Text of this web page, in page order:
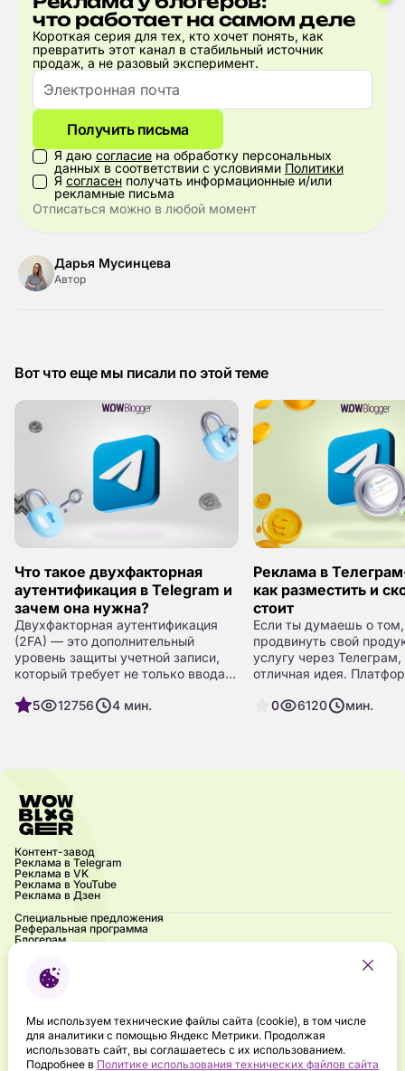
что работает на самом деле
Короткая серия для тех, кто хочет понять, как
превратить этот канал в стабильный источник
продаж, а не разовый эксперимент.
Получить письма
Я даю согласие на обработку персональных
данных в соответствии с условиями Политики
Я согласен получать информационные и/или
рекламные письма
Отписаться можно в любой момент
Дарья Мусинцева
Автор
Вот что еще мы писали по этой теме
Что такое двухфакторная
аутентификация в Telegram и
зачем она нужна?
Двухфакторная аутентификация
(2FA) — это дополнительный
уровень защиты учетной записи,
который требует не только ввода
с помощью второго фактора,
двухфакторная аутентификация
дополнительный пароль, который
необходимо вводить при каждом
входе в приложение.
5 12756 4 мин.
Реклама в
как разместить и
стоит
Если ты думаешь о
продвинуть свой
услугу через Телеграм,
отличная идея.
каналах может дать
всё по порядку, без
0 6120 мин.
Контент-завод
Реклама в Telegram
Реклама в VK
Реклама в YouTube
Реклама в Дзен
Специальные предложения
Реферальная программа
Блогерам
Частые вопросы
Контакты
Мероприятия
Подкаст «Ух ты! Это influence?»
Правовая информация
Направления деятельности в сфере ИТ
Мы используем технические файлы сайта (cookie), в том числе
для аналитики с помощью Яндекс Метрики. Продолжая
использовать сайт, вы соглашаетесь с их использованием.
Подробнее в Политике использования технических файлов сайта